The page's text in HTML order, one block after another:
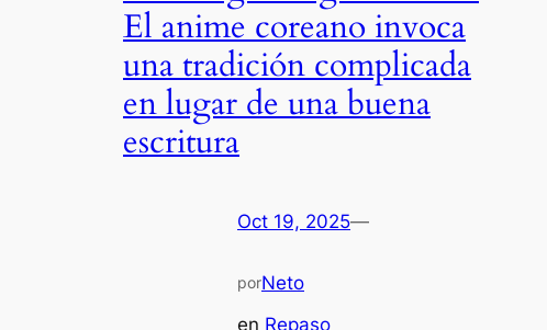
El anime coreano invoca
una tradición complicada
en lugar de una buena
escritura
Oct 19, 2025—
porNeto
en Repaso